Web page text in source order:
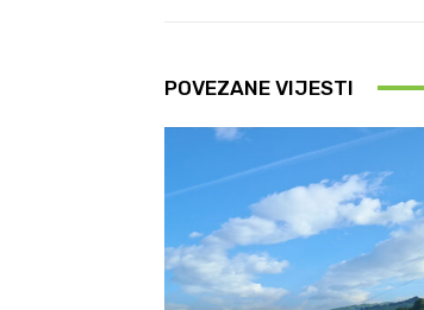
POVEZANE VIJESTI